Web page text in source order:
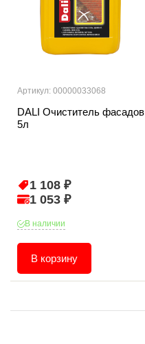
Артикул: 00000033068
DALI Очиститель фасадов
5л
1 108 ₽
1 053 ₽
В наличии
В корзину